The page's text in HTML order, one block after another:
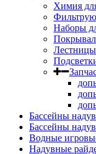
Химия
Наборы
Лестницы
Бассейны
Бассейны
Водные
Надувные